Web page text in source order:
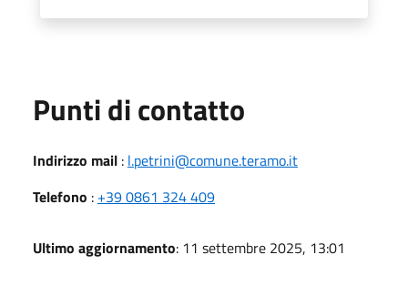
Punti di contatto
Indirizzo mail : l.petrini@comune.teramo.it
Telefono : +39 0861 324 409
Ultimo aggiornamento: 11 settembre 2025, 13:01